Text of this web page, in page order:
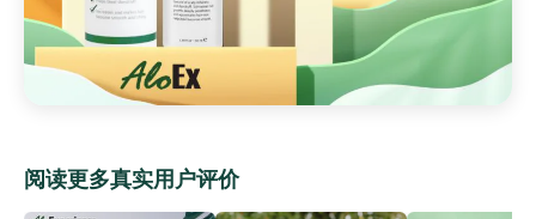
阅读更多真实用户评价